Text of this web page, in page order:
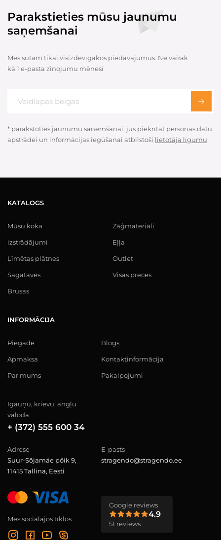
Parakstieties mūsu jaunumu
saņemšanai
Mēs sūtam tikai visizdevīgākos piedāvājumus. Ne vairāk
kā 1 e-pasta ziņojumu mēnesī
* parakstoties jaunumu saņemšanai, jūs piekrītat personas datu
apstrādei un informācijas iegūšanai atbilstoši lietotāja līgumu
KATALOGS
Mūsu koka
izstrādājumi
Līmētas plātnes
Sagataves
Brusas
Zāģmateriāli
Eļļa
Outlet
Visas preces
INFORMĀCIJA
Piegāde
Apmaksa
Par mums
Blogs
Kontaktinformācija
Pakalpojumi
Igauņu, krievu, angļu
valoda
+ (372) 555 600 34
Adrese
Suur-Sõjamäe põik 9,
11415 Tallina, Eesti
E-pasts
stragendo@stragendo.ee
Mēs sociālajos tīklos
Google reviews
4.9
51 reviews